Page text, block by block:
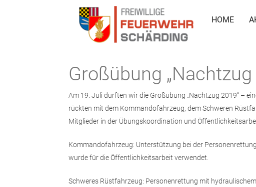
HOME
Großübung „Nachtzug
Am 19. Juli durften wir die Großübung „Nachtzug 2019“ –
rückten mit dem Kommandofahrzeug, dem Schweren
Mitglieder in der Übungskoordination und
Kommandofahrzeug: Unterstützung bei der
wurde für die Öffentlichkeitsarbeit verwendet.
Schweres Rüstfahrzeug: Personenrettung mit